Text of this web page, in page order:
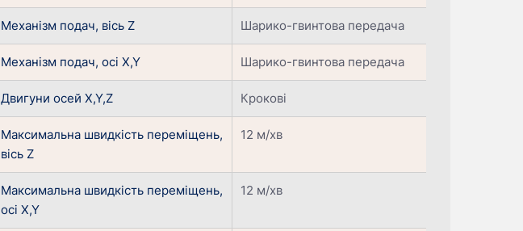
Механізм подач, вісь Z Шарико-гвинтова передача
Механізм подач, осі X,Y Шарико-гвинтова передача
Двигуни осей X,Y,Z Крокові
Максимальна швидкість переміщень,
вісь Z
12 м/хв
Максимальна швидкість переміщень,
осі X,Y
12 м/хв